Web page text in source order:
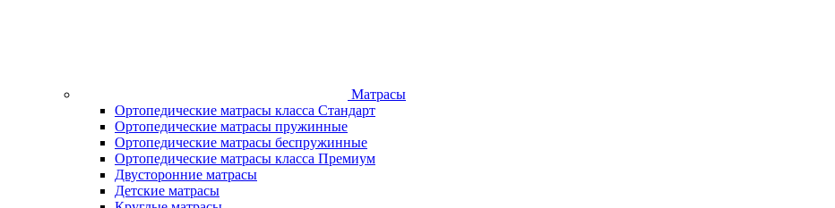
Матрасы
Ортопедические матрасы класса Стандарт
Ортопедические матрасы пружинные
Ортопедические матрасы беспружинные
Ортопедические матрасы класса Премиум
Двусторонние матрасы
Детские матрасы